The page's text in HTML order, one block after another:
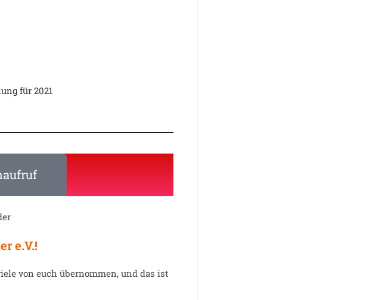
für 2021
e.V.!
von euch übernommen, und das ist